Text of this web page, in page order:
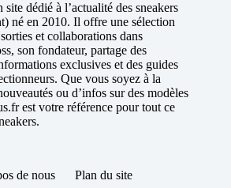
site dédié à l’actualité des sneakers
né en 2010. Il offre une sélection
et collaborations dans
son fondateur, partage des
exclusives et des guides
Que vous soyez à la
ou d’infos sur des modèles
est votre référence pour tout ce
de nous
Plan du site